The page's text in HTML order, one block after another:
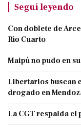
Seguí leyendo
Con doblete de
Río Cuarto
Maipú no pudo en
Libertarios buscan
drogado en
La CGT respalda